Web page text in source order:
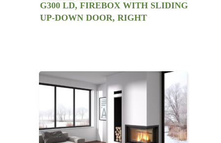
G300 LD, FIREBOX WITH SLIDING
UP-DOWN DOOR, RIGHT